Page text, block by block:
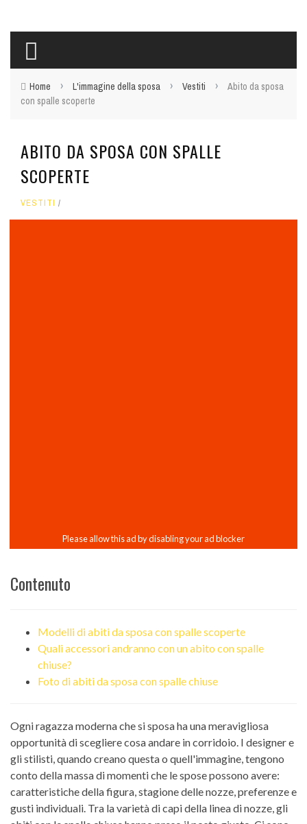
Home › L'immagine della sposa › Vestiti ›
Abito da sposa
con spalle scoperte
ABITO DA SPOSA CON SPALLE
SCOPERTE
VESTITI
Contenuto
Modelli di abiti da sposa con spalle scoperte
Quali accessori andranno con un abito con spalle
chiuse?
Foto di abiti da sposa con spalle chiuse
Ogni ragazza moderna che si sposa ha una meravigliosa
opportunità di scegliere cosa andare in corridoio. I designer e
gli stilisti, quando creano questa o quell'immagine, tengono
conto della massa di momenti che le spose possono avere:
caratteristiche della figura, stagione delle nozze, preferenze e
gusti individuali. Tra la varietà di capi della linea di nozze, gli